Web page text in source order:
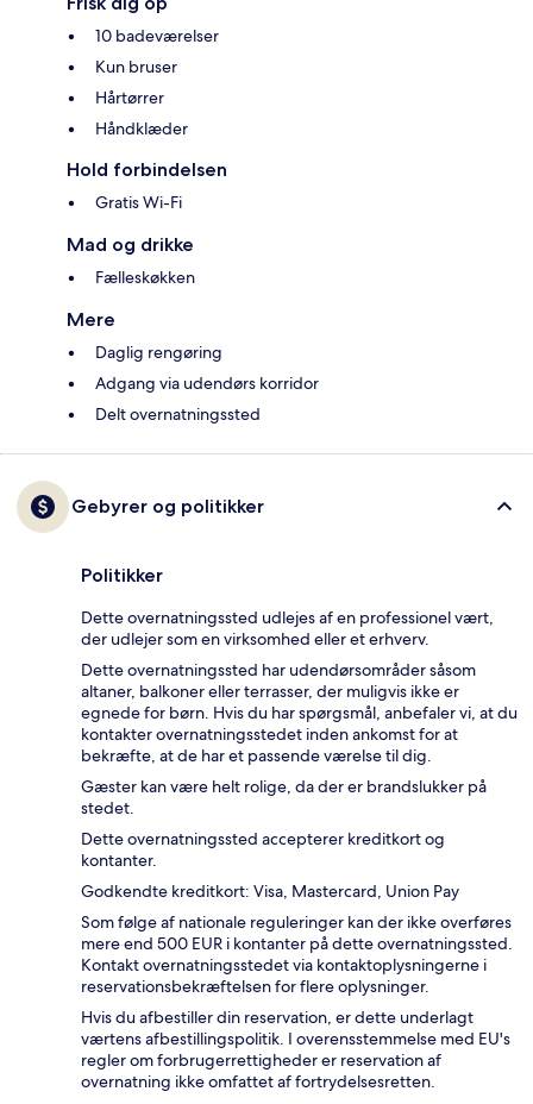
10 badeværelser
Kun bruser
Hårtørrer
Håndklæder
Hold forbindelsen
Gratis Wi-Fi
Mad og drikke
Fælleskøkken
Mere
Daglig rengøring
Adgang via udendørs korridor
Delt overnatningssted
Gebyrer og politikker
Politikker
Dette overnatningssted udlejes af en professionel vært,
der udlejer som en virksomhed eller et erhverv.
Dette overnatningssted har udendørsområder såsom
altaner, balkoner eller terrasser, der muligvis ikke er
egnede for børn. Hvis du har spørgsmål, anbefaler vi, at du
kontakter overnatningsstedet inden ankomst for at
bekræfte, at de har et passende værelse til dig.
Gæster kan være helt rolige, da der er brandslukker på
stedet.
Dette overnatningssted accepterer kreditkort og
kontanter.
Godkendte kreditkort: Visa, Mastercard, Union Pay
Som følge af nationale reguleringer kan der ikke overføres
mere end 500 EUR i kontanter på dette overnatningssted.
Kontakt overnatningsstedet via kontaktoplysningerne i
reservationsbekræftelsen for flere oplysninger.
Hvis du afbestiller din reservation, er dette underlagt
værtens afbestillingspolitik. I overensstemmelse med EU's
regler om forbrugerrettigheder er reservation af
overnatning ikke omfattet af fortrydelsesretten.